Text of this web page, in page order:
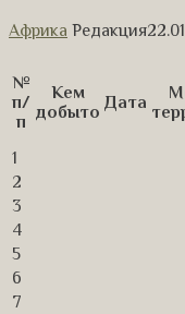
Африка Редакция
№
п/
п
Кем
добыто Дата
1
2
3
4
5
6
7